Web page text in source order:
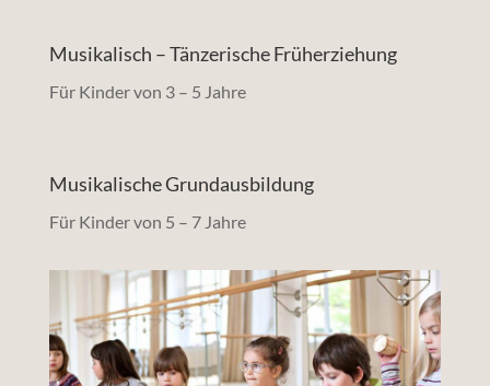
Musikalisch – Tänzerische Früherziehung
Für Kinder von 3 – 5 Jahre
Musikalische Grundausbildung
Für Kinder von 5 – 7 Jahre